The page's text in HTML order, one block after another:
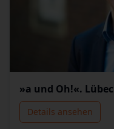
»a und Oh!«.
Details ansehen